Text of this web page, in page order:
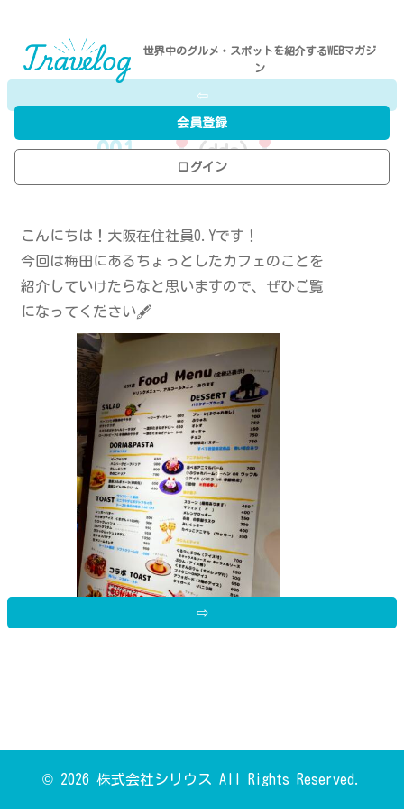
世界中のグルメ・スポットを紹介するWEBマガジ
ン
会員登録
ログイン
⇦
001- (ddc)
こんにちは！大阪在住社員O.Yです！
今回は梅田にあるちょっとしたカフェのことを
紹介していけたらなと思いますので、ぜひご覧
になってください🖋
でも言って楽しめそうだなと思います
⇨
© 2026 株式会社シリウス All Rights Reserved.